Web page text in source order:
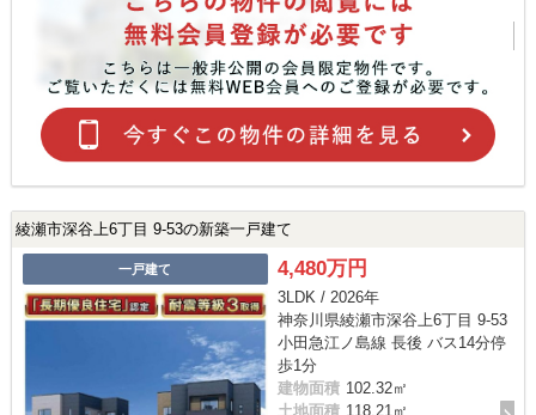
綾瀬市深谷上6丁目 9-53の新築一戸建て
一戸建て 4,480万円
3LDK / 2026年
神奈川県綾瀬市深谷上6丁目 9-53
小田急江ノ島線 長後 バス14分停
歩1分
建物面積 102.32㎡
土地面積 118.21㎡